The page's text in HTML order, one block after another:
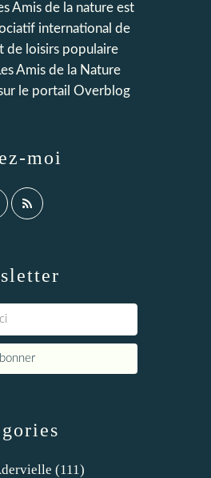
(111)
moi
Amis de la nature est
international de
de loisirs populaire
Amis de la Nature
le portail Overblog